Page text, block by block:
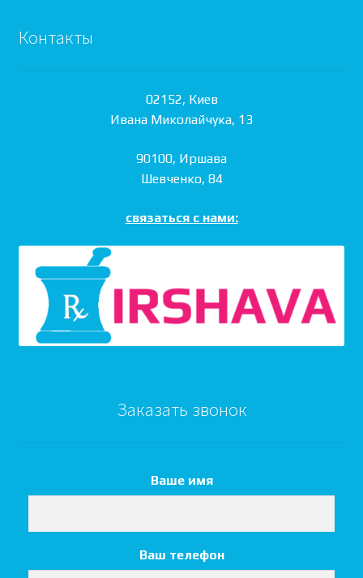
Контакты
02152, Киев
Ивана Миколайчука, 13
90100, Иршава
Шевченко, 84
связаться с нами:
Заказать звонок
Ваше имя
Ваш телефон